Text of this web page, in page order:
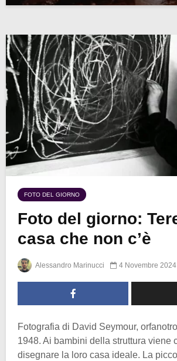
FOTO DEL GIORNO
Foto del giorno:
casa che non c’è
Alessandro Marinucci 4 Novembre 2024
Fotografia di David Seymour,
1948. Ai bambini della struttura viene
disegnare la loro casa ideale. La